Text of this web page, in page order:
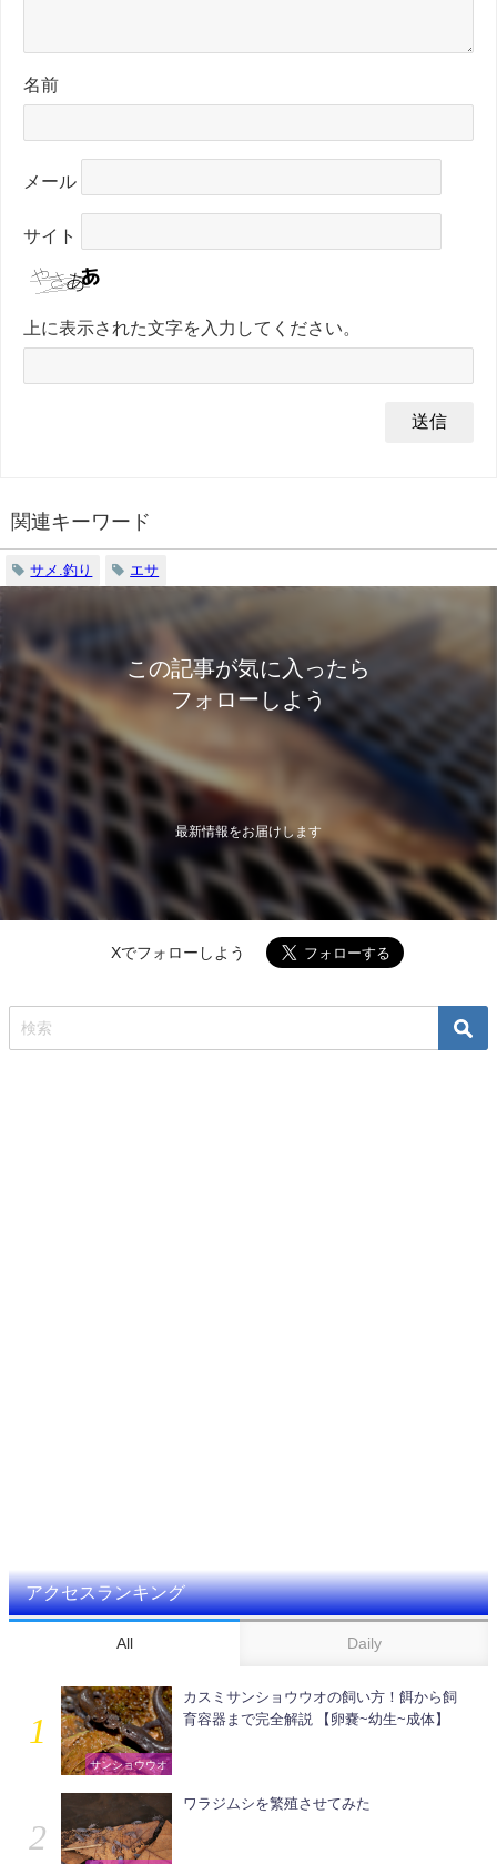
名前
メール
サイト
上に表示された文字を入力してください。
関連キーワード
サメ.釣り エサ
この記事が気に入ったら
フォローしよう
最新情報をお届けします
Xでフォローしよう
アクセスランキング
All Daily
サンショウウオ
カスミサンショウウオの飼い方！餌から飼
育容器まで完全解説 【卵嚢~幼生~成体】
ワラジムシを繁殖させてみた